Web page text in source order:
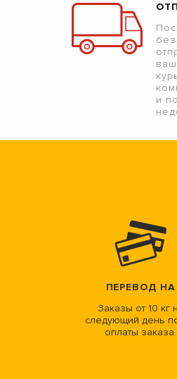
и
ПЕРЕВОД НА
Заказы от 10 кг
следующий день
оплаты заказа.